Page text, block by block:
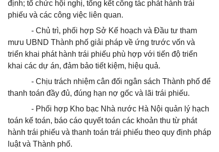
định; tổ chức hội nghị, tổng kếtcông tác phát hành trái
phiếu và các công việc liên quan.
- Chủ trì, phối hợp Sở Kế hoạch và Đầu tư tham
mưu UBND Thành phố giải pháp về ứng trước vốn và
triển khai phát hành trái phiếu phù hợp với tiến độ triển
khai các dự án, đảm bảo tiết kiệm, hiệu quả.
- Chịu trách nhiệm cân đối ngân sách Thành phố để
thanh toán đầy đủ, đúng hạn nợ gốc và lãi trái phiếu.
- Phối hợp Kho bạc Nhà nước Hà Nội quản lý hạch
toán kế toán, báo cáo quyết toán các khoản thu từ phát
hành trái phiếu và thanh toán trái phiếu theo quy định pháp
luật và Thành phố.